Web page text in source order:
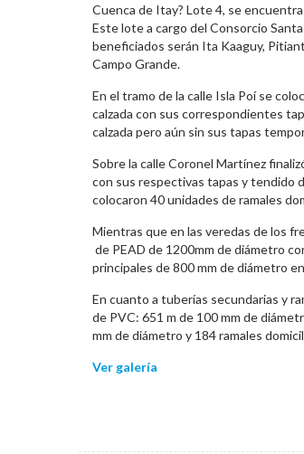
Cuenca de Itay? Lote 4, se
Este lote a cargo del Consorcio
beneficiados serán Ita Kaaguy,
Campo Grande.
En el tramo de la calle Isla Poí se
calzada con sus correspondientes
calzada pero aún sin sus tapas
Sobre la calle Coronel Martínez
con sus respectivas tapas y tendido
colocaron 40 unidades de ramales
Mientras que en las veredas de los
de PEAD de 1200mm de diámetro
principales de 800 mm de diámetro
En cuanto a tuberías secundarias y
de PVC: 651 m de 100 mm de
mm de diámetro y 184 ramales
Ver galería